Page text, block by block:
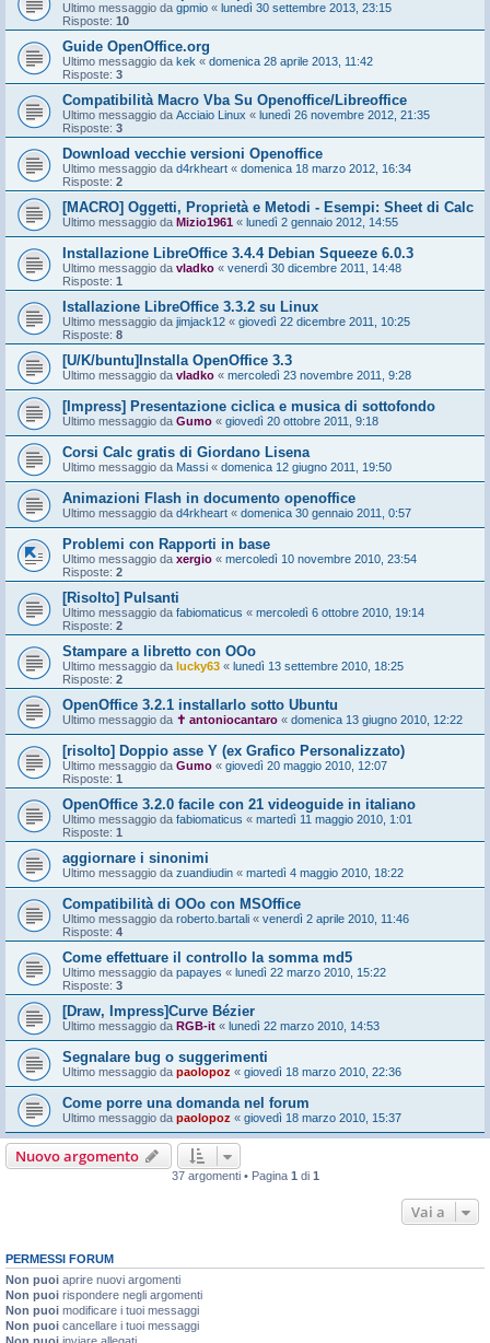
Ultimo messaggio da gpmio « lunedì 30 settembre 2013, 23:15
Risposte: 10
Guide OpenOffice.org
Ultimo messaggio da kek « domenica 28 aprile 2013, 11:42
Risposte: 3
Compatibilità Macro Vba Su Openoffice/Libreoffice
Ultimo messaggio da Acciaio Linux « lunedì 26 novembre 2012, 21:35
Risposte: 3
Download vecchie versioni Openoffice
Ultimo messaggio da d4rkheart « domenica 18 marzo 2012, 16:34
Risposte: 2
[MACRO] Oggetti, Proprietà e Metodi - Esempi: Sheet di Calc
Ultimo messaggio da Mizio1961 « lunedì 2 gennaio 2012, 14:55
Installazione LibreOffice 3.4.4 Debian Squeeze 6.0.3
Ultimo messaggio da vladko « venerdì 30 dicembre 2011, 14:48
Risposte: 1
Istallazione LibreOffice 3.3.2 su Linux
Ultimo messaggio da jimjack12 « giovedì 22 dicembre 2011, 10:25
Risposte: 8
[U/K/buntu]Installa OpenOffice 3.3
Ultimo messaggio da vladko « mercoledì 23 novembre 2011, 9:28
[Impress] Presentazione ciclica e musica di sottofondo
Ultimo messaggio da Gumo « giovedì 20 ottobre 2011, 9:18
Corsi Calc gratis di Giordano Lisena
Ultimo messaggio da Massi « domenica 12 giugno 2011, 19:50
Animazioni Flash in documento openoffice
Ultimo messaggio da d4rkheart « domenica 30 gennaio 2011, 0:57
Problemi con Rapporti in base
Ultimo messaggio da xergio « mercoledì 10 novembre 2010, 23:54
Risposte: 2
[Risolto] Pulsanti
Ultimo messaggio da fabiomaticus « mercoledì 6 ottobre 2010, 19:14
Risposte: 2
Stampare a libretto con OOo
Ultimo messaggio da lucky63 « lunedì 13 settembre 2010, 18:25
Risposte: 2
OpenOffice 3.2.1 installarlo sotto Ubuntu
Ultimo messaggio da ✝ antoniocantaro « domenica 13 giugno 2010, 12:22
[risolto] Doppio asse Y (ex Grafico Personalizzato)
Ultimo messaggio da Gumo « giovedì 20 maggio 2010, 12:07
Risposte: 1
OpenOffice 3.2.0 facile con 21 videoguide in italiano
Ultimo messaggio da fabiomaticus « martedì 11 maggio 2010, 1:01
Risposte: 1
aggiornare i sinonimi
Ultimo messaggio da zuandiudin « martedì 4 maggio 2010, 18:22
Compatibilità di OOo con MSOffice
Ultimo messaggio da roberto.bartali « venerdì 2 aprile 2010, 11:46
Risposte: 4
Come effettuare il controllo la somma md5
Ultimo messaggio da papayes « lunedì 22 marzo 2010, 15:22
Risposte: 3
[Draw, Impress]Curve Bézier
Ultimo messaggio da RGB-it « lunedì 22 marzo 2010, 14:53
Segnalare bug o suggerimenti
Ultimo messaggio da paolopoz « giovedì 18 marzo 2010, 22:36
Come porre una domanda nel forum
Ultimo messaggio da paolopoz « giovedì 18 marzo 2010, 15:37
Nuovo argomento
37 argomenti • Pagina 1 di 1
Vai a
PERMESSI FORUM
Non puoi aprire nuovi argomenti
Non puoi rispondere negli argomenti
Non puoi modificare i tuoi messaggi
Non puoi cancellare i tuoi messaggi